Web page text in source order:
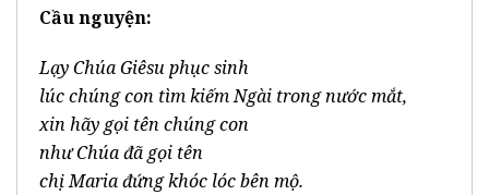
Cầu nguyện:
Lạy Chúa Giêsu phục sinh
lúc chúng con tìm kiếm Ngài trong nước mắt,
xin hãy gọi tên chúng con
như Chúa đã gọi tên
chị Maria đứng khóc lóc bên mộ.